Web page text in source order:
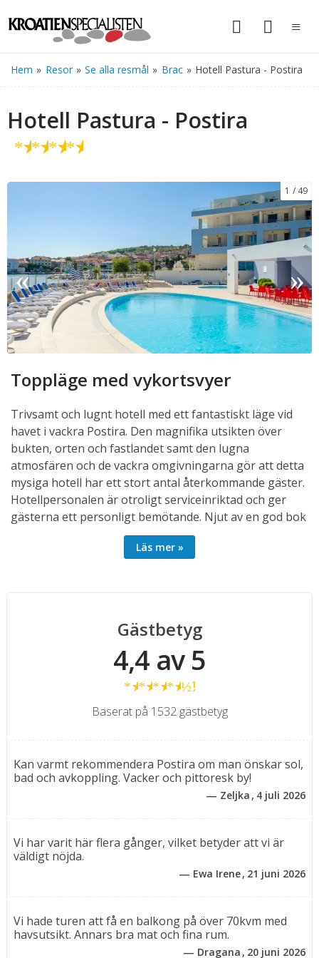
Hem » Resor » Se alla resmål » Brac » Hotell Pastura - Postira
Hotell Pastura - Postira
★★★★
1 49
Toppläge med vykortsvyer
Trivsamt och lugnt hotell med ett fantastiskt läge vid
havet i vackra Postira. Den magnifika utsikten över
bukten, orten och fastlandet samt den lugna
atmosfären och de vackra omgivningarna gör att detta
mysiga hotell har ett stort antal återkommande gäster.
Hotellpersonalen är otroligt serviceinriktad och ger
gästerna ett personligt bemötande. Njut av en god bok
på balkongen eller betrakta havet och ge tankarna
frihet. Poolområdet och den möblerade solterrassen är
bort. Den vackra klapperstensstranden utanför
finns att tillgå bara runt hörnet.
Dubbelrum för 2-4 personer med balkong
Svit för 2-4 personer med balkong
Trevliga och rymliga dubbelrum med balkong. Rummen
finns i två varianter, det ena (22 m²) med dubbelsäng
för 2 personer och det andra (25 m²) med dubbelsäng
tillägg.
Svit (44 m²) för 2-4 personer med balkong och
190 cm ) för 1 vuxen eller 1-2 barn upp till 15 år.
Läs mer
Gästbetyg
4,4 av 5
★★★★ ½
Baserat på 1532 gästbetyg
Kan varmt rekommendera Postira om man önskar sol,
bad och avkoppling. Vacker och pittoresk by!
Zeljka 4 juli 2026
Vi har varit här flera gånger, vilket betyder att vi är
väldigt nöjda.
Ewa Irene 21 juni 2026
Vi hade turen att få en balkong på över 70kvm med
havsutsikt. Annars bra mat och fina rum.
Dragana 20 juni 2026